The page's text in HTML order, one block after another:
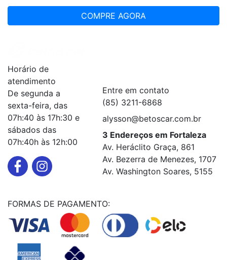
COMPRE AGORA
Horário de
atendimento
De segunda a
sexta-feira, das
07h:40 às 17h:30 e
sábados das
07h:40h às 12h:00
Entre em contato
(85) 3211-6868
alysson@betoscar.com.br
3 Endereços em Fortaleza
Av. Heráclito Graça, 861
Av. Bezerra de Menezes, 1707
Av. Washington Soares, 5155
FORMAS DE PAGAMENTO: